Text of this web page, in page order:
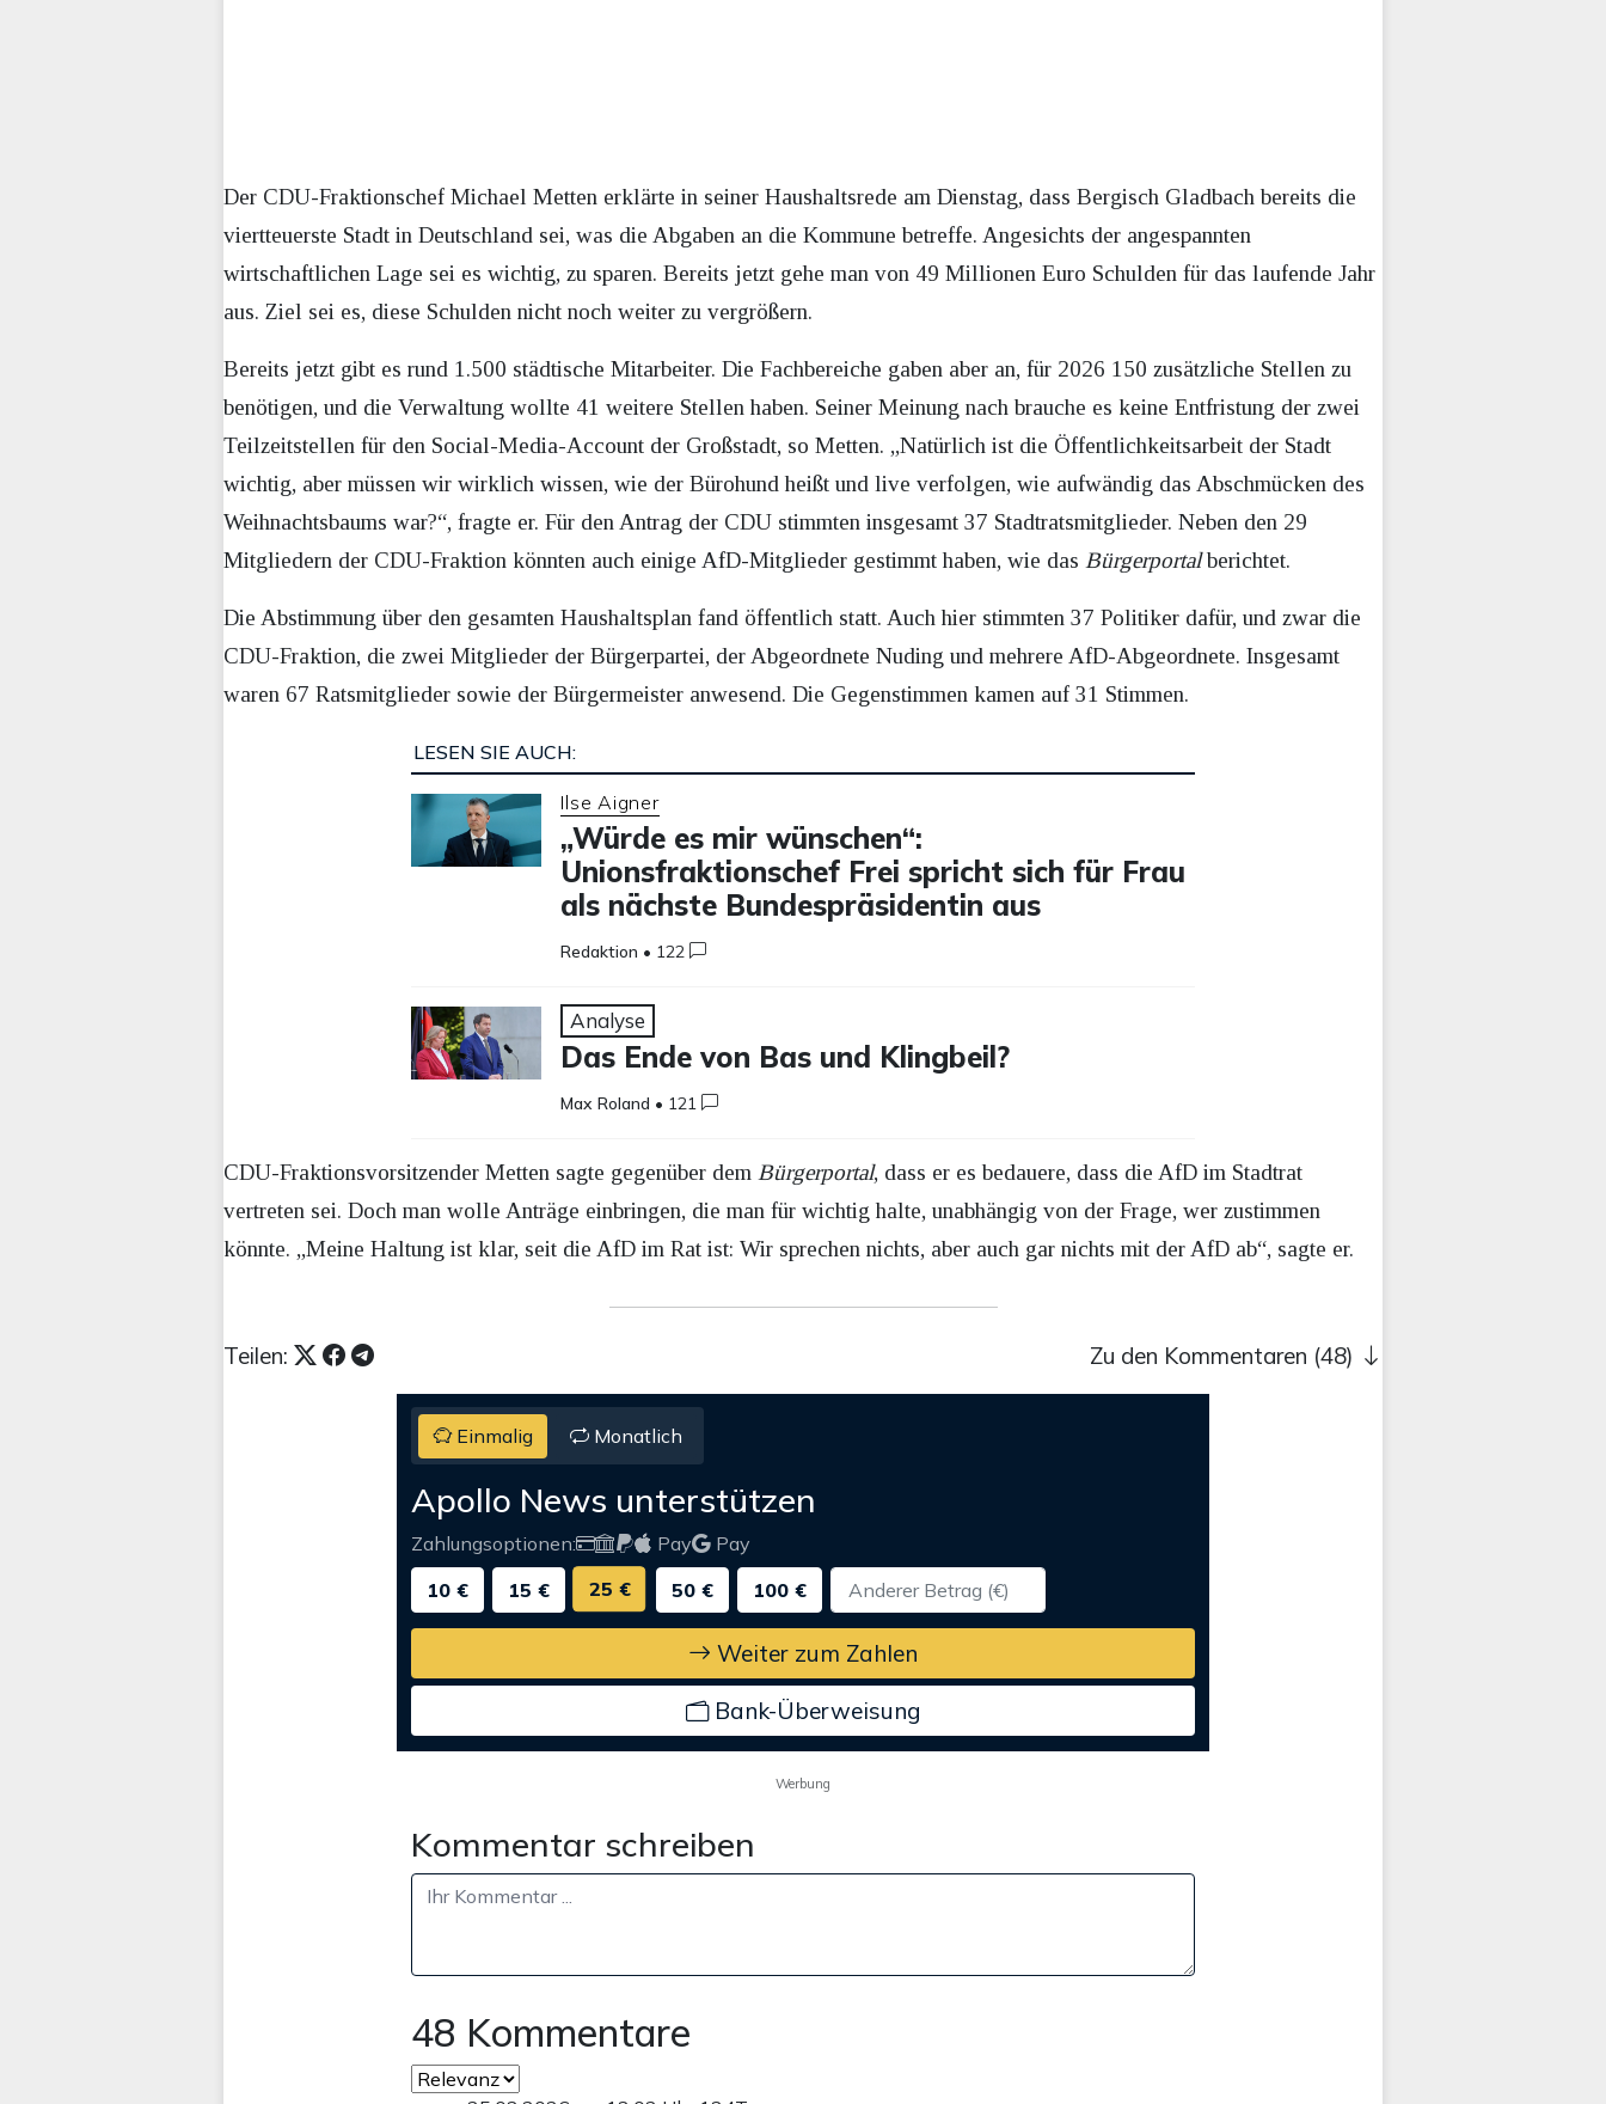
Der CDU-Fraktionschef Michael Metten erklärte in seiner Haushaltsrede am Dienstag, dass Bergisch Gladbach bereits die
viertteuerste Stadt in Deutschland sei, was die Abgaben an die Kommune betreffe. Angesichts der angespannten
wirtschaftlichen Lage sei es wichtig, zu sparen. Bereits jetzt gehe man von 49 Millionen Euro Schulden für das laufende Jahr
aus. Ziel sei es, diese Schulden nicht noch weiter zu vergrößern.
Bereits jetzt gibt es rund 1.500 städtische Mitarbeiter. Die Fachbereiche gaben aber an, für 2026 150 zusätzliche Stellen zu
benötigen, und die Verwaltung wollte 41 weitere Stellen haben. Seiner Meinung nach brauche es keine Entfristung der zwei
Teilzeitstellen für den Social-Media-Account der Großstadt, so Metten. „Natürlich ist die Öffentlichkeitsarbeit der Stadt
wichtig, aber müssen wir wirklich wissen, wie der Bürohund heißt und live verfolgen, wie aufwändig das Abschmücken des
Weihnachtsbaums war?“, fragte er. Für den Antrag der CDU stimmten insgesamt 37 Stadtratsmitglieder. Neben den 29
Mitgliedern der CDU-Fraktion könnten auch einige AfD-Mitglieder gestimmt haben, wie das Bürgerportalberichtet.
Die Abstimmung über den gesamten Haushaltsplan fand öffentlich statt. Auch hier stimmten 37 Politiker dafür, und zwar die
CDU-Fraktion, die zwei Mitglieder der Bürgerpartei, der Abgeordnete Nuding und mehrere AfD-Abgeordnete. Insgesamt
waren 67 Ratsmitglieder sowie der Bürgermeister anwesend. Die Gegenstimmen kamen auf 31 Stimmen.
LESEN SIE AUCH:
Ilse Aigner
„Würde es mir wünschen“:
Unionsfraktionschef Frei spricht sich für Frau
als nächste Bundespräsidentin aus
Redaktion • 122
Analyse
Das Ende von Bas und Klingbeil?
Max Roland • 121
CDU-Fraktionsvorsitzender Metten sagte gegenüber dem Bürgerportal, dass er es bedauere, dass die AfD im Stadtrat
vertreten sei. Doch man wolle Anträge einbringen, die man für wichtig halte, unabhängig von der Frage, wer zustimmen
könnte. „Meine Haltung ist klar, seit die AfD im Rat ist: Wir sprechen nichts, aber auch gar nichts mit der AfD ab“, sagte er.
Teilen: Zu den Kommentaren (48)
Einmalig Monatlich
Apollo News unterstützen
Zahlungsoptionen: Pay
Pay
10 €
15 € 25 € 50 € 100 €
Weiter zum Zahlen
Bank-Überweisung
Werbung
Kommentar schreiben
48 Kommentare